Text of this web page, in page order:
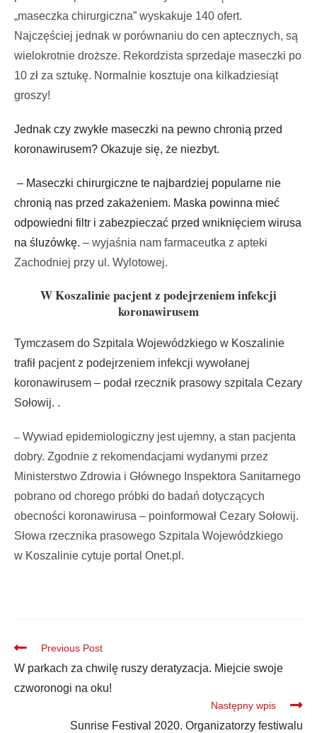
„maseczka chirurgiczna” wyskakuje 140 ofert.
Najczęściej jednak w porównaniu do cen aptecznych, są
wielokrotnie droższe. Rekordzista sprzedaje maseczki po
10 zł za sztukę. Normalnie kosztuje ona kilkadziesiąt
groszy!
Jednak czy zwykłe maseczki na pewno chronią przed
koronawirusem? Okazuje się, że niezbyt.
– Maseczki chirurgiczne te najbardziej popularne nie
chronią nas przed zakażeniem. Maska powinna mieć
odpowiedni filtr i zabezpieczać przed wniknięciem wirusa
na śluzówkę. – wyjaśnia nam farmaceutka z apteki
Zachodniej przy ul. Wylotowej.
W Koszalinie pacjent z podejrzeniem infekcji
koronawirusem
Tymczasem do Szpitala Wojewódzkiego w Koszalinie
trafił pacjent z podejrzeniem infekcji wywołanej
koronawirusem – podał rzecznik prasowy szpitala Cezary
Sołowij. .
– Wywiad epidemiologiczny jest ujemny, a stan pacjenta
dobry. Zgodnie z rekomendacjami wydanymi przez
Ministerstwo Zdrowia i Głównego Inspektora Sanitarnego
pobrano od chorego próbki do badań dotyczących
obecności koronawirusa – poinformował Cezary Sołowij.
Słowa rzecznika prasowego Szpitala Wojewódzkiego
w Koszalinie cytuje portal Onet.pl.
Previous Post
W parkach za chwilę ruszy deratyzacja. Miejcie swoje
czworonogi na oku!
Następny wpis
Sunrise Festival 2020. Organizatorzy festiwalu